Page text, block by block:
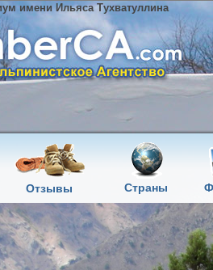
имени Ильяса Тухватуллина
Отзывы Страны